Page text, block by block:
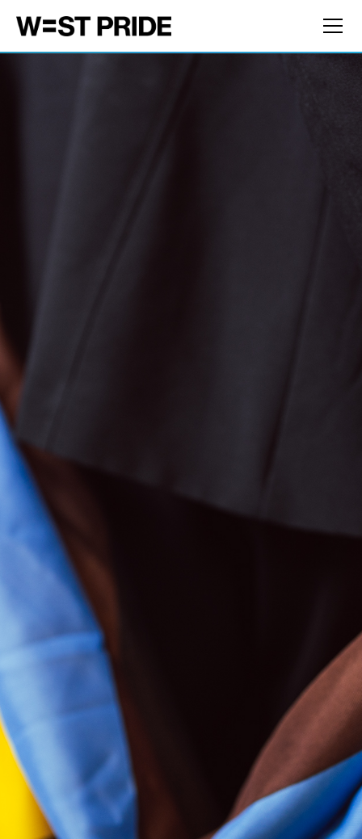
Välkommen på utbildningsdag fredagen den
25 oktober 2025 i Hörsalen på
Stadsbiblioteket:
Vill stärka din
kompetens inom
HBTQI-frågor? Då är